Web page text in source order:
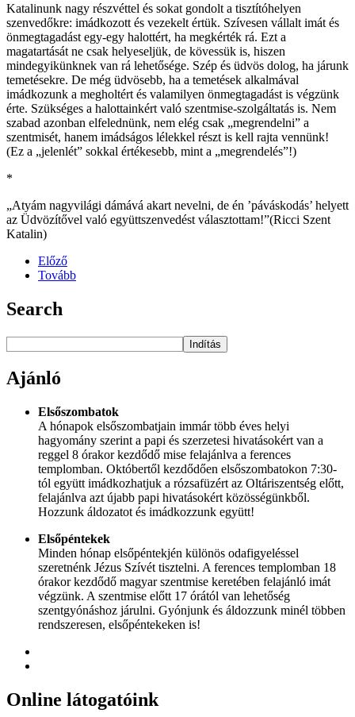
Katalinunk nagy részvéttel és sokat gondolt a tisztítóhelyen
szenvedőkre: imádkozott és vezekelt értük. Szívesen vállalt imát és
önmegtagadást egy-egy halottért, ha megkérték rá. Ezt a
magatartását ne csak helyeseljük, de kövessük is, hiszen
mindegyikünknek van rá lehetősége. Szép és üdvös dolog, ha járunk
temetésekre. De még üdvösebb, ha a temetések alkalmával
imádkozunk a megholtért és valamilyen önmegtagadást is végzünk
érte. Szükséges a halottainkért való szentmise-szolgáltatás is. Nem
szabad azonban elfelednünk, nem elég csak „megrendelni” a
szentmisét, hanem imádságos lélekkel részt is kell rajta vennünk!
(Ez a „jelenlét” sokkal értékesebb, mint a „megrendelés”!)
*
„Atyám nagyvilági dámává akart nevelni, de én ’páváskodás’ helyett
az Üdvözítővel való együttszenvedést választottam!”(Ricci Szent
Katalin)
Előző
Tovább
Search
Indítás
Ajánló
Elsőszombatok
A hónapok elsőszombatjain immár több éves helyi
hagyomány szerint a papi és szerzetesi hivatásokért van a
reggel 8 órakor kezdődő mise felajánlva a ferences
templomban. Októbertől kezdődően elsőszombatokon 7:30-
tól együtt imádkozhatjuk a rózsafüzért az Oltáriszentség előtt,
felajánlva azt újabb papi hivatásokért közösségünkből.
Hozzunk áldozatot és imádkozzunk együtt!
Elsőpéntekek
Minden hónap elsőpéntekjén különös odafigyeléssel
szeretnénk Jézus Szívét tisztelni. A ferences templomban 18
órakor kezdődő magyar szentmise keretében felajánló imát
végzünk. A szentmise előtt 17 órától van lehetőség
szentgyónáshoz járulni. Gyónjunk és áldozzunk minél többen
rendszeresen, elsőpéntekeken is!
Online látogatóink